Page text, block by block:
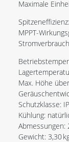
Maximale
MPPT-
Max. Höhe
Schutzklasse:
Kühlung:
Abmessungen:
Gewicht: 3,30